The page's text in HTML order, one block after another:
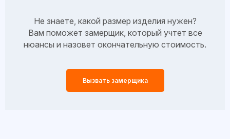
Не знаете, какой размер изделия нужен?
Вам поможет замерщик, который учтет все
нюансы и назовет окончательную стоимость.
Вызвать замерщика